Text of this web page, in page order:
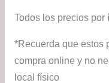
Todos los precios por
*Recuerda que estos
compra online y no
local físico